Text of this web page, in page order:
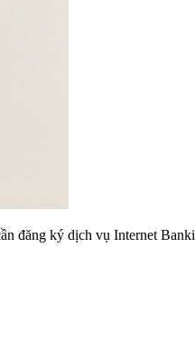
đăng ký dịch vụ Internet